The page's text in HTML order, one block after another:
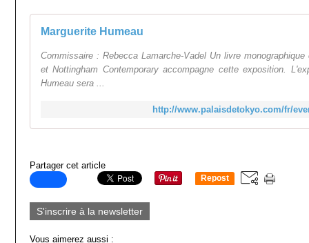
Marguerite Humeau
Commissaire : Rebecca Lamarche-Vadel Un livre
et Nottingham Contemporary accompagne cette exposition.
Humeau sera ...
http://www.palaisdetokyo.com/fr/
Partager cet article
Repost
S'inscrire à la newsletter
Vous aimerez aussi :